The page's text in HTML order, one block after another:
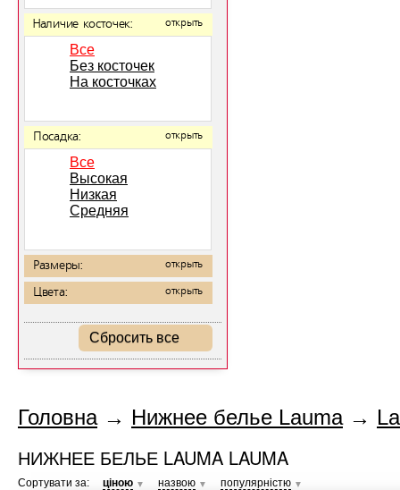
Наличие косточек: открыть
Все
Без косточек
На косточках
Посадка: открыть
Все
Высокая
Низкая
Средняя
Размеры: открыть
Цвета: открыть
Сбросить все
Головна→ Нижнее белье Lauma→
НИЖНЕЕ БЕЛЬЕ LAUMA LAUMA
Сортувати за: ціною ▼ назвою ▼ популярністю ▼